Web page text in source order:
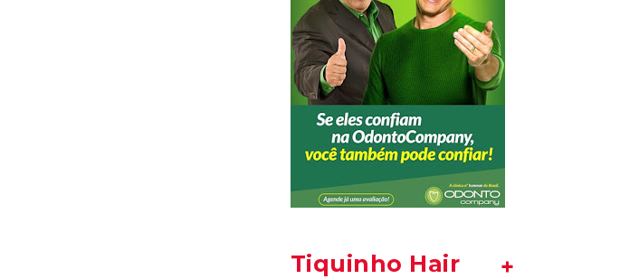
Tiquinho Hair